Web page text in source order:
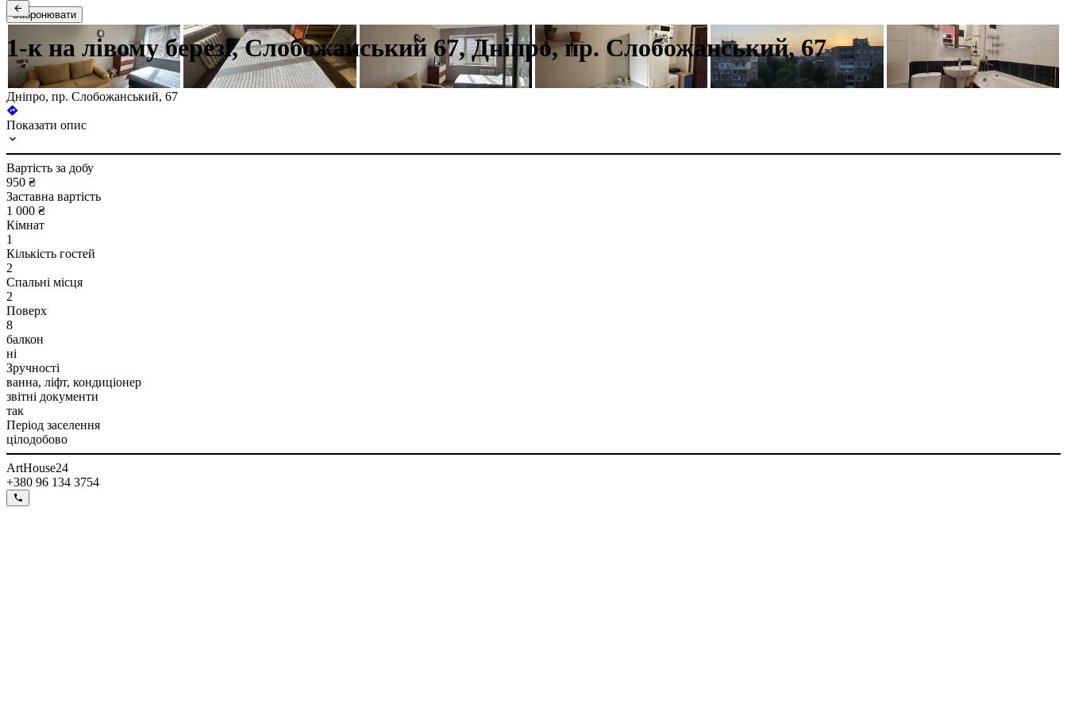
1-к на лівому березі, Слобожанський 67, Дніпро, пр. Слобожанський, 67
Забронювати
Дніпро, пр. Слобожанський, 67
Показати опис
Вартість за добу
950 ₴
Заставна вартість
1 000 ₴
Кімнат
1
Кількість гостей
2
Спальні місця
2
Поверх
8
балкон
ні
Зручності
ванна, ліфт, кондиціонер
звітні документи
так
Період заселення
цілодобово
ArtHouse24
+380 96 134 3754